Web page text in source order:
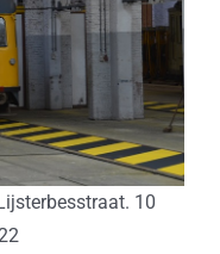
10